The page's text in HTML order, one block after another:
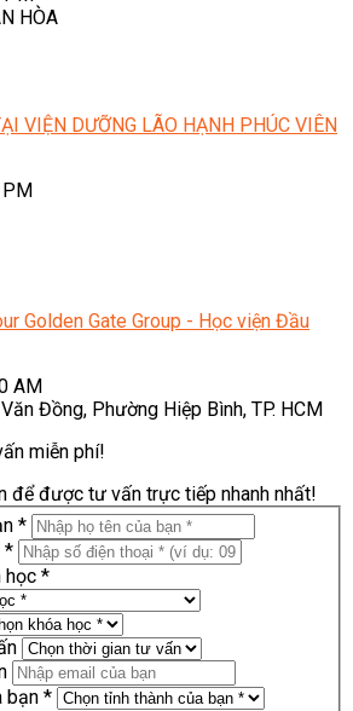
HÒA
VIỆN DƯỠNG LÃO HẠNH PHÚC VIÊN
Golden Gate Group - Học viện Đầu
AM
Đồng, Phường Hiệp Bình, TP. HCM
miễn phí!
để được tư vấn trực tiếp nhanh nhất!
*
*
học *
bạn *